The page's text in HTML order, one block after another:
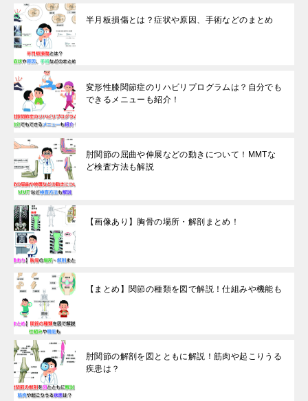
半月板損傷とは？症状や原因、手術などのまとめ
変形性膝関節症のリハビリプログラムは？自分でも
できるメニューも紹介！
肘関節の屈曲や伸展などの動きについて！MMTな
ど検査方法も解説
【画像あり】胸骨の場所・解剖まとめ！
【まとめ】関節の種類を図で解説！仕組みや機能も
肘関節の解剖を図とともに解説！筋肉や起こりうる
疾患は？